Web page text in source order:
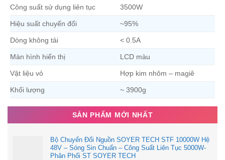
Công suất sử dụng liên tục 3500W
Hiệu suất chuyển đổi ~95%
Dòng không tải < 0.5A
Màn hình hiển thị LCD màu
Vật liệu vỏ Hợp kim nhôm – magiê
Khối lượng ~ 3900g
SẢN PHẨM MỚI NHẤT
Bộ Chuyển Đổi Nguồn SOYER TECH STF 10000W Hệ
48V – Sóng Sin Chuẩn – Công Suất Liên Tục 5000W-
Phân Phối ST SOYER TECH